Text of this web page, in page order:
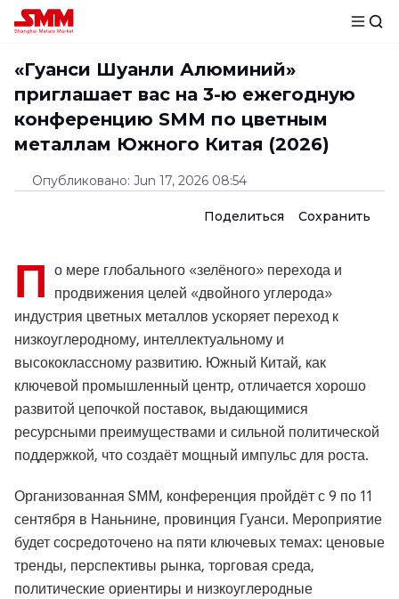
«Гуанси Шуанли Алюминий»
приглашает вас на 3-ю ежегодную
конференцию SMM по цветным
металлам Южного Китая (2026)
Опубликовано: Jun 17, 2026 08:54
Поделиться Сохранить
П о мере глобального «зелёного» перехода и
продвижения целей «двойного углерода»
индустрия цветных металлов ускоряет переход к
низкоуглеродному, интеллектуальному и
высококлассному развитию. Южный Китай, как
ключевой промышленный центр, отличается хорошо
развитой цепочкой поставок, выдающимися
ресурсными преимуществами и сильной политической
поддержкой, что создаёт мощный импульс для роста.
Организованная SMM, конференция пройдёт с 9 по 11
сентября в Наньнине, провинция Гуанси. Мероприятие
будет сосредоточено на пяти ключевых темах: ценовые
тренды, перспективы рынка, торговая среда,
политические ориентиры и низкоуглеродные